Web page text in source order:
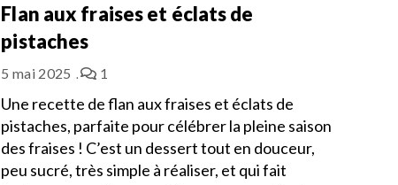
Flan aux fraises et éclats de
pistaches
5 mai 2025 1
Une recette de flan aux fraises et éclats de
pistaches, parfaite pour célébrer la pleine saison
des fraises ! C’est un dessert tout en douceur,
peu sucré, très simple à réaliser, et qui fait